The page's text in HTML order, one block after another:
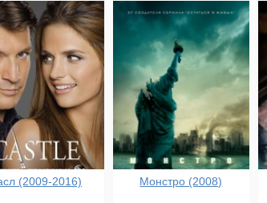
(2009-2016) Монстро (2008)